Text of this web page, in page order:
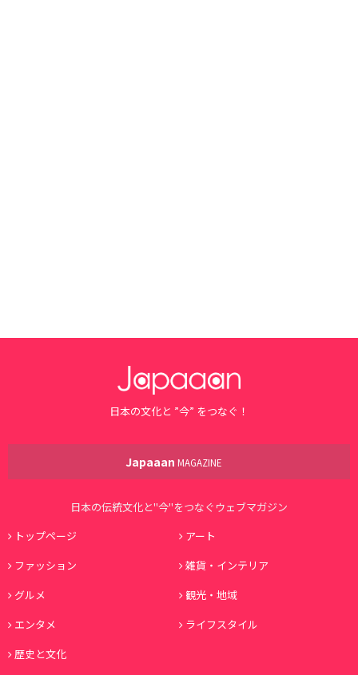
日本の文化と ”今” をつなぐ！
Japaaan MAGAZINE
日本の伝統文化と"今"をつなぐウェブマガジン
トップページ
アート
ファッション
雑貨・インテリア
グルメ
観光・地域
エンタメ
ライフスタイル
歴史と文化